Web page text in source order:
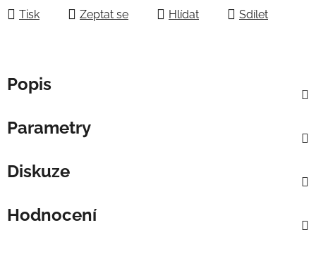
Tisk Zeptat se Hlídat Sdílet
Popis
Parametry
Diskuze
Hodnocení